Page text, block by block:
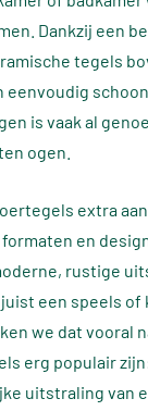
Dankzij een
tegels
is vaak al
ogen.
extra
en
rustige
een speels of
we dat vooral
erg populair
uitstraling van